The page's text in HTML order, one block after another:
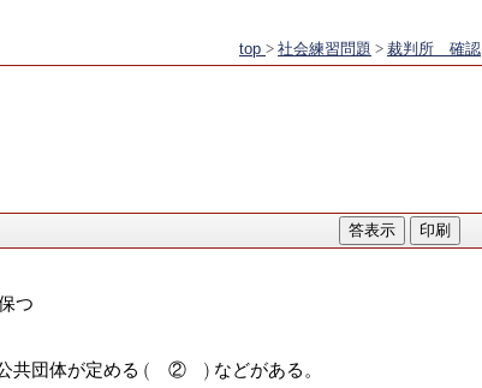
top > 社会練習問題 > 裁判所 確認
つ
共団体が定める ② などがある。